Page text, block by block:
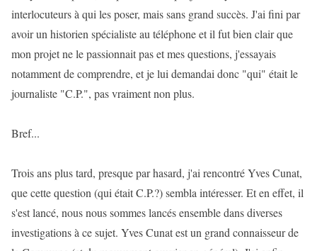
interlocuteurs à qui les poser, mais sans grand succès. J'ai fini par
avoir un historien spécialiste au téléphone et il fut bien clair que
mon projet ne le passionnait pas et mes questions, j'essayais
notamment de comprendre, et je lui demandai donc "qui" était le
journaliste "C.P.", pas vraiment non plus.
Bref...
Trois ans plus tard, presque par hasard, j'ai rencontré Yves Cunat,
que cette question (qui était C.P.?) sembla intéresser. Et en effet, il
s'est lancé, nous nous sommes lancés ensemble dans diverses
investigations à ce sujet. Yves Cunat est un grand connaisseur de